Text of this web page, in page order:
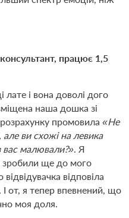
працює 1,5
лате і вона доволі дого
наша дошка зі
промовила «Не
ви схожі на левика
вас малювали?» . Я
зробили ще до мого
відповіла
от, я тепер впевнений, що
моя доля.